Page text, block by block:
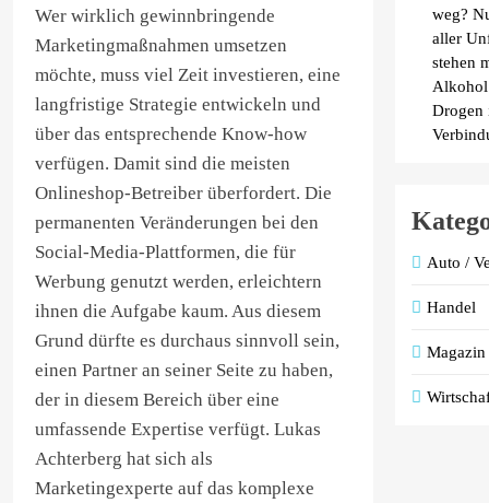
Wer wirklich gewinnbringende
Marketingmaßnahmen umsetzen
möchte, muss viel Zeit investieren, eine
langfristige Strategie entwickeln und
über das entsprechende Know-how
verfügen. Damit sind die meisten
Onlineshop-Betreiber überfordert. Die
permanenten Veränderungen bei den
Social-Media-Plattformen, die für
Werbung genutzt werden, erleichtern
ihnen die Aufgabe kaum. Aus diesem
Grund dürfte es durchaus sinnvoll sein,
einen Partner an seiner Seite zu haben,
der in diesem Bereich über eine
umfassende Expertise verfügt. Lukas
Achterberg hat sich als
Marketingexperte auf das komplexe
weg?
aller
stehen
Drogen
Auto /
Handel
Magazin